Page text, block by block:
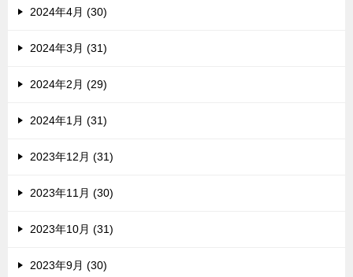
2024年4月 (30)
2024年3月 (31)
2024年2月 (29)
2024年1月 (31)
2023年12月 (31)
2023年11月 (30)
2023年10月 (31)
2023年9月 (30)